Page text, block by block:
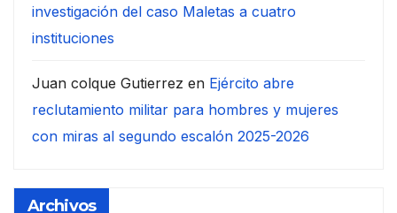
investigación del caso Maletas a cuatro
instituciones
Juan colque Gutierrez en Ejército abre
reclutamiento militar para hombres y mujeres
con miras al segundo escalón 2025-2026
Archivos